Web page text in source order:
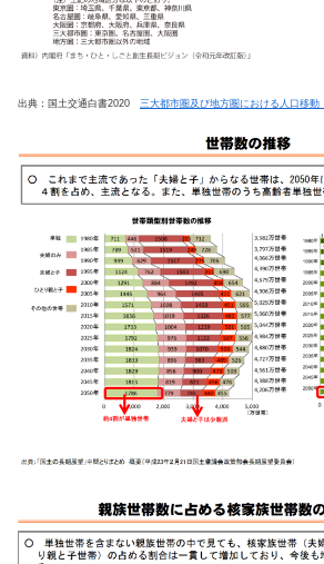
出典：国土交通白書2020 三大都市圏及び地方圏における人口移動